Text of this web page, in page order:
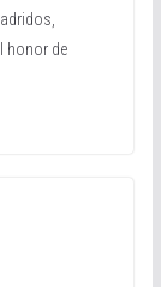
honor de